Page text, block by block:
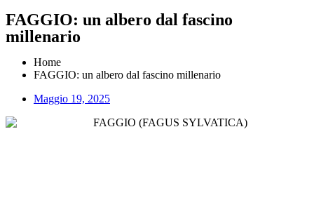
FAGGIO: un albero dal fascino
millenario
Home
FAGGIO: un albero dal fascino millenario
Maggio 19, 2025